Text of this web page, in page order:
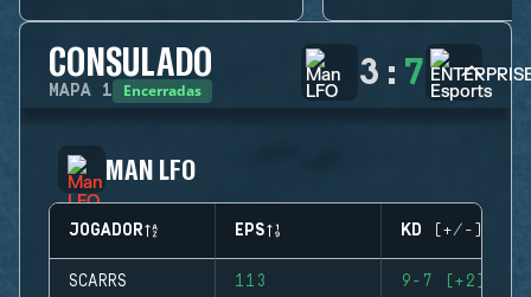
CONSULADO
MAPA 1 Encerradas 3 : 7
MAN LFO
JOGADOR EPS KD (+/-)
SCARRS 113 9-7 (+2)